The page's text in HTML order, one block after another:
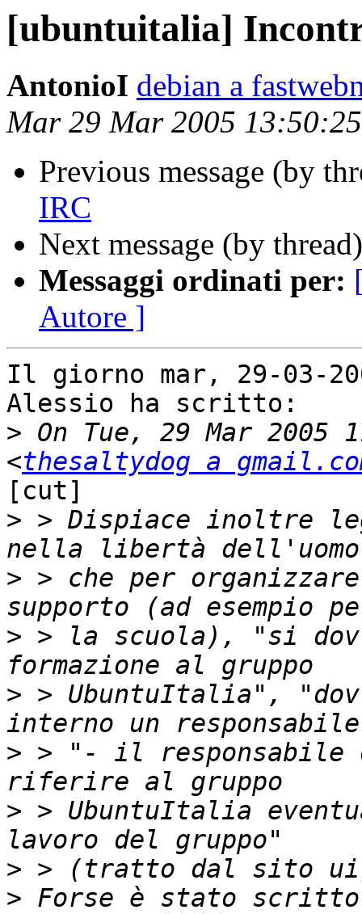
[ubuntuitalia]
AntonioI debian a
Mar 29 Mar 2005
Previous message (by
IRC
Next message (by
Messaggi ordinati per:
Autore ]
Il giorno mar, 29-03-
Alessio ha scritto:
> On Tue, 29 Mar 2005
<thesaltydog a
[cut]
> > Dispiace inoltre
> > che per
> > la scuola), "si
> > UbuntuItalia",
> > "- il responsabile
> > UbuntuItalia
>
> Forse è stato scritto